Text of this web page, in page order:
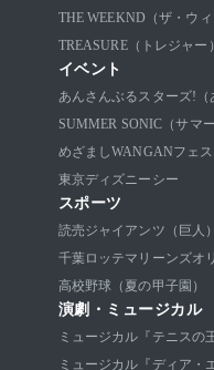
THE WEEKND（ザ・ウィ
TREASURE（トレジャー）
イベント
あんさんぶるスターズ!（
SUMMER SONIC（サマ
めざましWANGANフェス
東京ディズニーシー
スポーツ
読売ジャイアンツ（巨人）
千葉ロッテマリーンズオ
高校野球（夏の甲子園）
演劇・ミュージカル
ミュージカル『テニスの
ミュージカル『ディア・